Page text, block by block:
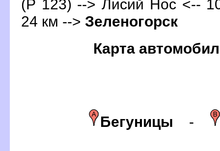
(Р 123) --> Лисий Нос <--
24 км --> Зеленогорск
Карта
Бегуницы -